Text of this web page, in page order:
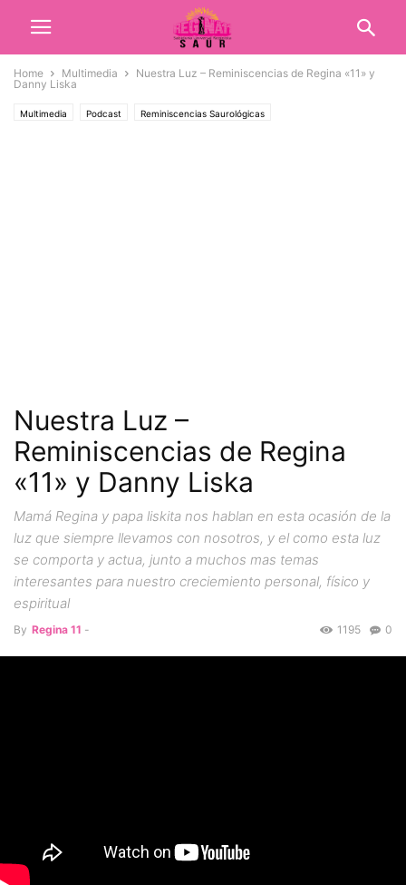
Home Multimedia
Nuestra Luz – Reminiscencias de Regina «11» y
Danny Liska
Multimedia Podcast Reminiscencias Saurológicas
Nuestra Luz –
Reminiscencias de Regina
«11» y Danny Liska
Mamá Regina y papa liskita nos hablan en esta ocasión de la
luz que siempre llevamos con nosotros, y el como esta luz
se comporta y actua, junto a muchos mas temas
interesantes para nuestro creciemiento personal, físico y
espiritual
By Regina 11 - 0
1195